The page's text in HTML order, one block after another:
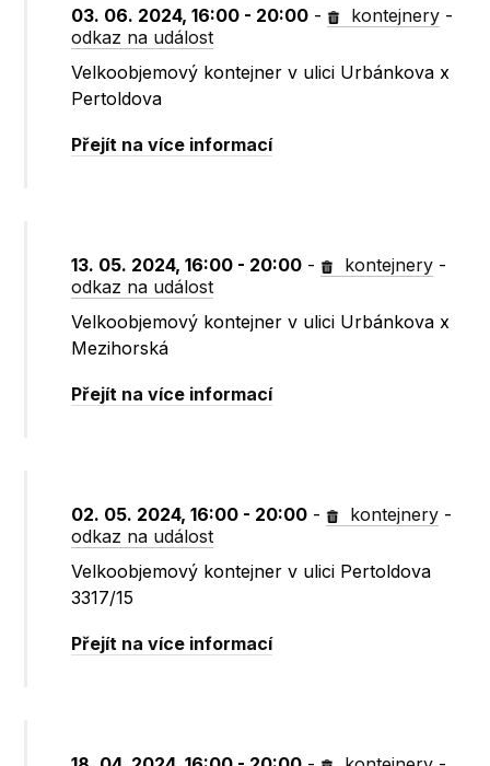
03. 06. 2024, 16:00 - 20:00 - kontejnery -
odkaz na událost
Velkoobjemový kontejner v ulici Urbánkova x
Pertoldova
Přejít na více informací
13. 05. 2024, 16:00 - 20:00 - kontejnery -
odkaz na událost
Velkoobjemový kontejner v ulici Urbánkova x
Mezihorská
Přejít na více informací
02. 05. 2024, 16:00 - 20:00 - kontejnery -
odkaz na událost
Velkoobjemový kontejner v ulici Pertoldova
3317/15
Přejít na více informací